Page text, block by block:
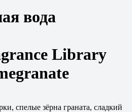
вода
Library
спелые зёрна граната, сладкий